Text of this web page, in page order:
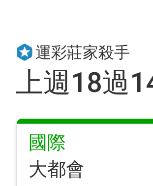
運彩莊家殺手
上週18過
國際
大都會